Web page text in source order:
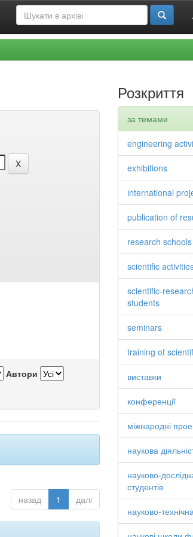
Автори
назад 1 далі
Розкриття
за темами
engineering
exhibitions
international
publication of
research
scientific
scientific-
students
seminars
training of
виставки
конференції
міжнародні
наукова
науково-
студентів
науково-